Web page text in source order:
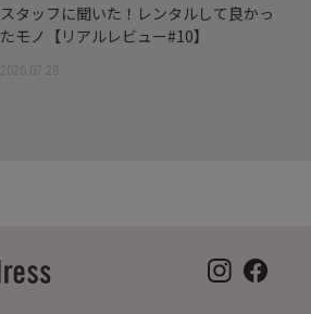
スタッフに聞いた！レンタルして良かっ
たモノ【リアルレビュー#10】
2026.07.28